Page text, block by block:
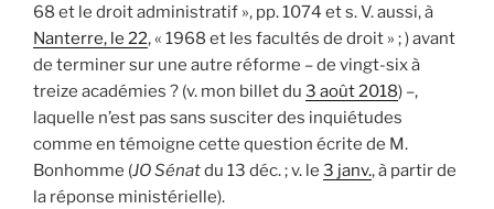
68 et le droit administratif », pp. 1074 et s. V. aussi, à
Nanterre, le 22, « 1968 et les facultés de droit » ; ) avant
de terminer sur une autre réforme – de vingt-six à
treize académies ? (v. mon billet du 3 août 2018) –,
laquelle n’est pas sans susciter des inquiétudes
comme en témoigne cette question écrite de M.
Bonhomme (JO Sénatdu 13 déc. ; v. le 3 janv., à partir de
la réponse ministérielle).